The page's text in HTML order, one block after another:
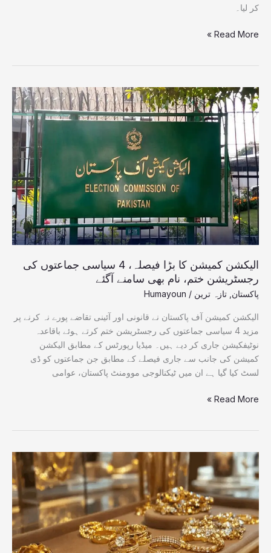
کر لیا۔
مشینیں
Read More »
الیکشن کمیشن کا بڑا فیصلہ، 4 سیاسی جماعتوں کی
رجسٹریشن ختم، نام بھی سامنے آگئے
پاکستان تازہ ترین /
Humayoun
الیکشن کمیشن آف پاکستان نے قانونی اور آئینی تقاضے پورے نہ کرنے پر
مزید 4 سیاسی جماعتوں کی رجسٹریشن ختم کرتے ہوئے باقاعدہ
نوٹیفکیشن جاری کر دیے ہیں۔ میڈیا رپورٹس کے مطابق الیکشن
کمیشن کی جانب سے جاری فیصلے کے مطابق جن جماعتوں کو ڈی
لسٹ کیا گیا ہے ان میں ٹیکنالوجی موومنٹ پاکستان، عوامی
الیکشن
کمیشن
کا
بڑا
فیصلہ،
4
سیاسی
جماعتوں
کی
رجسٹریشن
ختم،
نام
بھی
آگئے
Read More »
خام
تیل
کی
گراوٹ
کے
بعد
عالمی